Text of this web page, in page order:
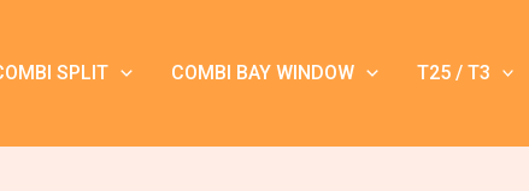
SPLIT COMBI BAY WINDOW T25 / T3